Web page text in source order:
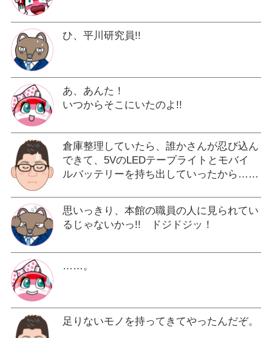
ひ、平川研究員!!
あ、あんた！
いつからそこにいたのよ!!
倉庫整理していたら、誰かさんが忍び込ん
できて、5VのLEDテープライトとモバイ
ルバッテリーを持ち出していったから……
思いっきり、本館の職員の人に見られてい
るじゃないかっ!! ドジドジッ！
……。
足りないモノを持ってきてやったんだぞ。